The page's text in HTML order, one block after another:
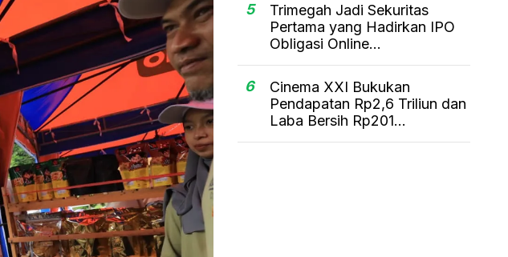
5
Trimegah Jadi Sekuritas
Pertama yang Hadirkan IPO
Obligasi Online...
6
Cinema XXI Bukukan
Pendapatan Rp2,6 Triliun dan
Laba Bersih Rp201...